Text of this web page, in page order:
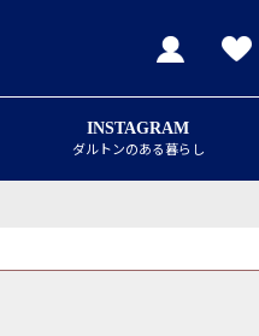
INSTAGRAM
ダルトンのある暮らし